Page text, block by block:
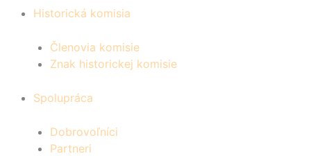
Historická komisia
Členovia komisie
Znak historickej komisie
Spolupráca
Dobrovoľníci
Partneri